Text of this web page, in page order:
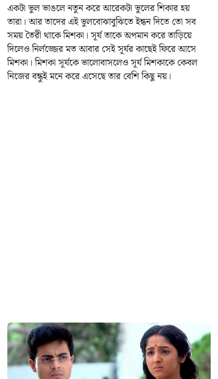
একটা ভুল ভাঙলে নতুন করে আরেকটা ভুলের শিকার হয়
তারা। আর তাদের এই ভুলবোঝাবুঝিতে ইন্ধন দিতে তো সব
সময় তৈরী থাকে মিশকা। সূর্য তাকে অপমান করে তাড়িয়ে
দিলেও নির্লজ্জের মত আবার সেই সূর্যর কাছেই ফিরে আসে
মিশকা। মিশকা সূর্যকে ভালোবাসলেও সূর্য মিশকাকে কেবল
নিজের বন্ধুই মনে করে এসেছে তার বেশি কিছু নয়।